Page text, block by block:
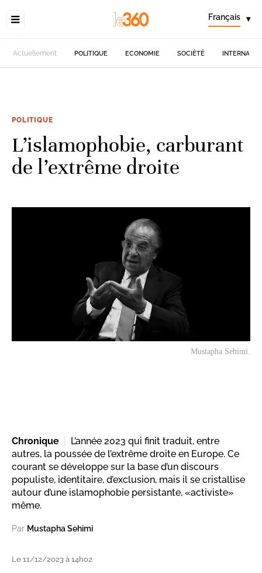
Français ▾
Actuellement POLITIQUE ECONOMIE SOCIÉTÉ
POLITIQUE
L’islamophobie, carburant
de l’extrême droite
Mustapha Sehimi.
Chronique
L’année 2023 qui finit traduit, entre
autres, la poussée de l’extrême droite en Europe. Ce
courant se développe sur la base d’un discours
populiste, identitaire, d’exclusion, mais il se cristallise
autour d’une islamophobie persistante, «activiste»
même.
Par Mustapha Sehimi
Le 11/12/2023 à 14h02